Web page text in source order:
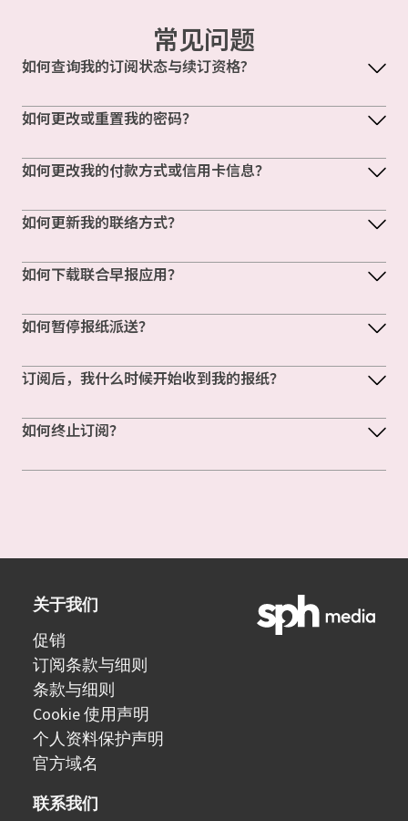
常见问题
如何查询我的订阅状态与续订资格?
如何更改或重置我的密码？
如何更改我的付款方式或信用卡信息？
如何更新我的联络方式？
如何下载联合早报应用？
如何暂停报纸派送？
订阅后，我什么时候开始收到我的报纸？
如何终止订阅？
关于我们
促销
订阅条款与细则
条款与细则
Cookie 使用声明
个人资料保护声明
官方域名
联系我们